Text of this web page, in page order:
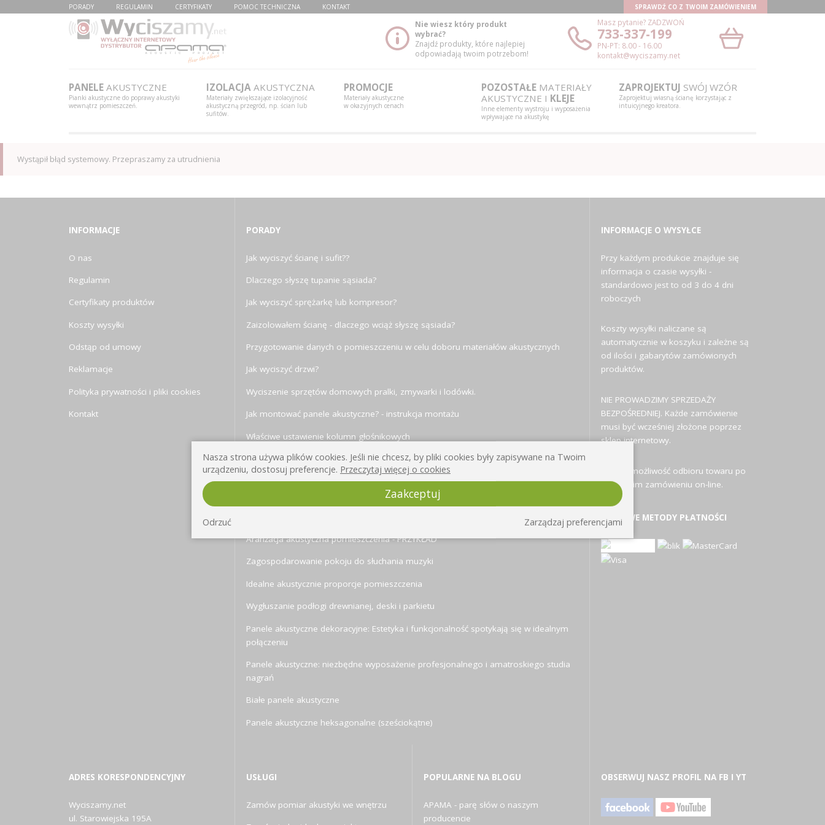
PORADY REGULAMIN CERTYFIKATY POMOC TECHNICZNA KONTAKT SPRAWDŹ CO Z TWOIM ZAMÓWIENIEM
Nie wiesz który produkt
wybrać?
Znajdź produkty, które najlepiej
odpowiadają twoim potrzebom!
Masz pytanie? ZADZWOŃ
733-337-199
PN-PT: 8.00 - 16.00
kontakt@wyciszamy.net
PANELE AKUSTYCZNE
Pianki akustyczne do poprawy akustyki
wewnątrz pomieszczeń.
IZOLACJA AKUSTYCZNA
Materiały zwiększające izolacyjność
akustyczną przegród, np. ścian lub
sufitów.
PROMOCJE
Materiały akustyczne
w okazyjnych cenach
POZOSTAŁEMATERIAŁY
AKUSTYCZNE I KLEJE
Inne elementy wystroju i wyposażenia
wpływające na akustykę
ZAPROJEKTUJ SWÓJ WZÓR
Zaprojektuj własną ścianę korzystając z
intuicyjnego kreatora.
Wystąpił błąd systemowy. Przepraszamy za utrudnienia
INFORMACJE
O nas
Regulamin
Certyfikaty produktów
Koszty wysyłki
Odstąp od umowy
Reklamacje
Polityka prywatności i pliki cookies
Kontakt
PORADY
Jak wyciszyć ścianę i sufit??
Dlaczego słyszę tupanie sąsiada?
Jak wyciszyć sprężarkę lub kompresor?
Zaizolowałem ścianę - dlaczego wciąż słyszę sąsiada?
Przygotowanie danych o pomieszczeniu w celu doboru materiałów akustycznych
Jak wyciszyć drzwi?
Wyciszenie sprzętów domowych pralki, zmywarki i lodówki.
Jak montować panele akustyczne? - instrukcja montażu
Właściwe ustawienie kolumn głośnikowych
Jak słyszymy?
Izolacja akustyczna: współczynniki izolacyjności akustycznej przegród
Trochę fizyki dźwięku: długość fali dźwiękowej, interferencja, rezonans
Aranżacja akustyczna pomieszczenia - PRZYKŁAD
Zagospodarowanie pokoju do słuchania muzyki
Idealne akustycznie proporcje pomieszczenia
Wygłuszanie podłogi drewnianej, deski i parkietu
Panele akustyczne dekoracyjne: Estetyka i funkcjonalność spotykają się w idealnym
połączeniu
Panele akustyczne: niezbędne wyposażenie profesjonalnego i amatroskiego studia
nagrań
Białe panele akustyczne
Panele akustyczne heksagonalne (sześciokątne)
INFORMACJE O WYSYŁCE
Przy każdym produkcie znajduje się
informacja o czasie wysyłki -
standardowo jest to od 3 do 4 dni
roboczych
Koszty wysyłki naliczane są
automatycznie w koszyku i zależne są
od ilości i gabarytów zamówionych
produktów.
NIE PROWADZIMY SPRZEDAŻY
BEZPOŚREDNIEJ. Każde zamówienie
musi być wcześniej złożone poprzez
sklep internetowy.
Istnieje możliwość odbioru towaru po
uprzednim zamówieniu on-line.
MOŻLIWE METODY PŁATNOŚCI
ADRES KORESPONDENCYJNY
Wyciszamy.net
ul. Starowiejska 195A
USŁUGI
Zamów pomiar akustyki we wnętrzu
POPULARNE NA BLOGU
APAMA - parę słów o naszym
producencie
OBSERWUJ NASZ PROFIL NA FB I YT
Nasza strona używa plików cookies. Jeśli nie chcesz, by pliki cookies były zapisywane na Twoim
urządzeniu, dostosuj preferencje. Przeczytaj więcej o cookies
Zaakceptuj
Zarządzaj preferencjami
Odrzuć